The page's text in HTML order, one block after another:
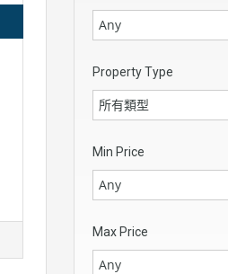
Any
Property Type
所有類型
Min Price
Any
Max Price
Any